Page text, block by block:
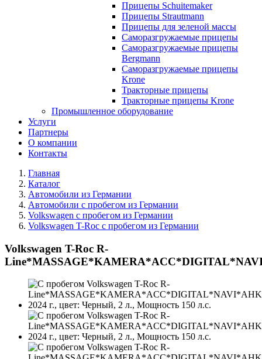
Прицепы Schuitemaker
Прицепы Strautmann
Прицепы для зеленой массы
Саморазгружаемые прицепы
Саморазгружаемые прицепы
Bergmann
Саморазгружаемые прицепы
Krone
Тракторные прицепы
Тракторные прицепы Krone
Промышленное оборудование
Услуги
Партнеры
О компании
Контакты
Главная
Каталог
Автомобили из Германии
Автомобили с пробегом из Германии
Volkswagen с пробегом из Германии
Volkswagen T-Roc с пробегом из Германии
Volkswagen T-Roc R-